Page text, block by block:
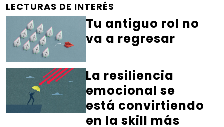
LECTURAS DE INTERÉS
Tu antiguo rol no
va a regresar
La resiliencia
emocional se
está convirtiendo
en la skill más